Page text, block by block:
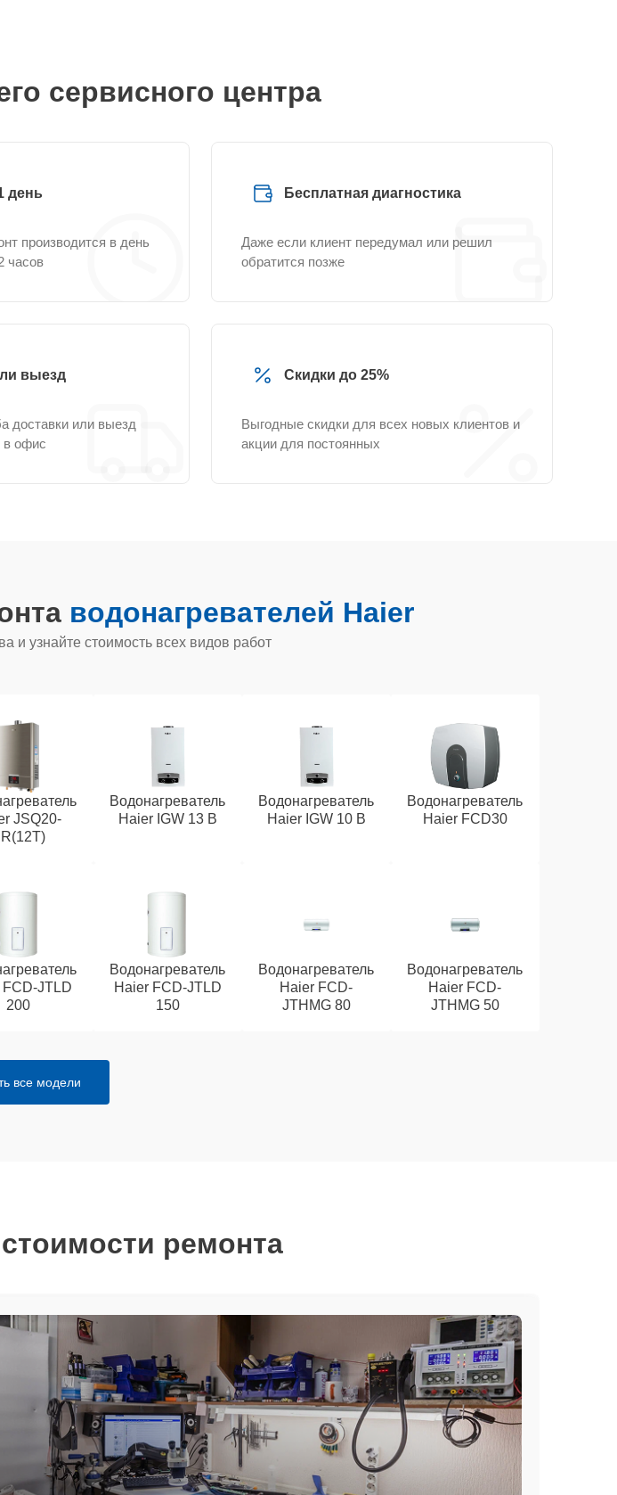
сервисного центра
день
производится в день
часов
Бесплатная диагностика
Даже если клиент передумал или решил
обратится позже
выезд
доставки или выезд
в офис
Скидки до 25%
Выгодные скидки для всех новых клиентов и
акции для постоянных
водонагревателей Haier
и узнайте стоимость всех видов работ
JSQ20-
Водонагреватель
Haier IGW 13 B
Водонагреватель
Haier IGW 10 B
Водонагреватель
Haier FCD30
FCD-JTLD
200
Водонагреватель
Haier FCD-JTLD
150
Водонагреватель
Haier FCD-
JTHMG 80
Водонагреватель
Haier FCD-
JTHMG 50
все модели
ремонта